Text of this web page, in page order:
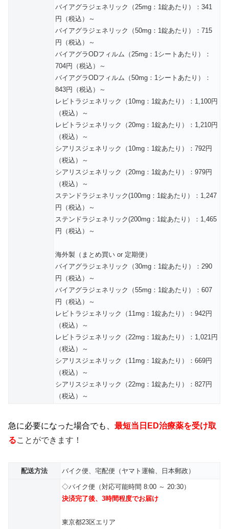
バイアグラジェネリック（25mg：1錠あたり）：341
円（税込）～
バイアグラジェネリック（50mg：1錠あたり）：715
円（税込）～
バイアグラODフィルム（25mg：1シートあたり）：
704円（税込）～
バイアグラODフィルム（50mg：1シートあたり）：
843円（税込）～
レビトラジェネリック（10mg：1錠あたり）：1,100円
（税込）～
レビトラジェネリック（20mg：1錠あたり）：1,210円
（税込）～
シアリスジェネリック（10mg：1錠あたり）：792円
（税込）～
シアリスジェネリック（20mg：1錠あたり）：979円
（税込）～
ステンドラジェネリック(100mg：1錠あたり）：1,247
円（税込）～
ステンドラジェネリック(200mg：1錠あたり）：1,465
円（税込）～
海外製（まとめ買い or 定期便）
バイアグラジェネリック（30mg：1錠あたり）：290
円（税込）～
バイアグラジェネリック（55mg：1錠あたり）：607
円（税込）～
レビトラジェネリック（11mg：1錠あたり）：942円
（税込）～
レビトラジェネリック（22mg：1錠あたり）：1,021円
（税込）～
シアリスジェネリック（11mg：1錠あたり）：669円
（税込）～
シアリスジェネリック（22mg：1錠あたり）：827円
（税込）～
急に必要になった場合でも、 最短当日ED治療薬を受け取
ることができます！
配送方法 バイク便、宅配便（ヤマト運輸、日本郵政）
◇バイク便（対応可能時間 8:00 ～ 20:30）
決済完了後、3時間程度でお届け
東京都23区エリア